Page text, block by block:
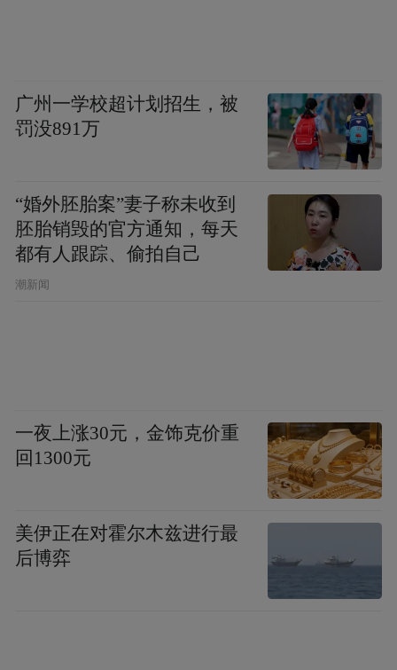
广州一学校超计划招生，被
罚没891万
“婚外胚胎案”妻子称未收到
胚胎销毁的官方通知，每天
都有人跟踪、偷拍自己
潮新闻
一夜上涨30元，金饰克价重
回1300元
美伊正在对霍尔木兹进行最
后博弈